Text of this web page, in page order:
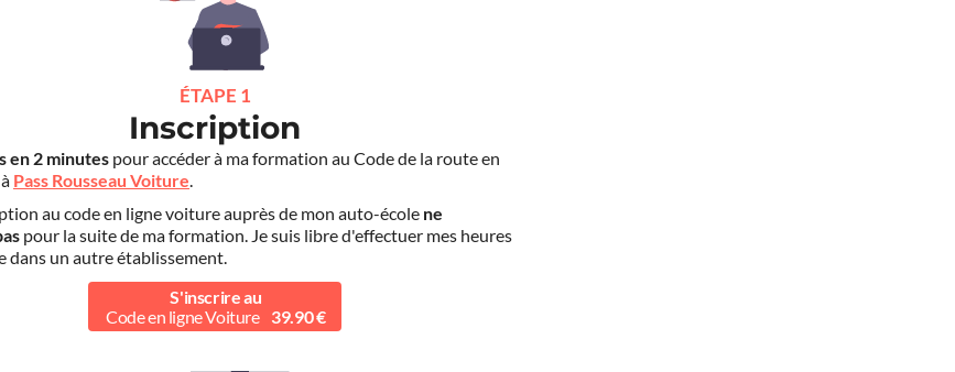
ÉTAPE 1
Inscription
en 2 minutes pour accéder à ma formation au Code de la route en
Pass Rousseau Voiture.
au code en ligne voiture auprès de mon auto-école ne
pour la suite de ma formation. Je suis libre d'effectuer mes heures
dans un autre établissement.
S'inscrire au
Code en ligne Voiture
39.90 €